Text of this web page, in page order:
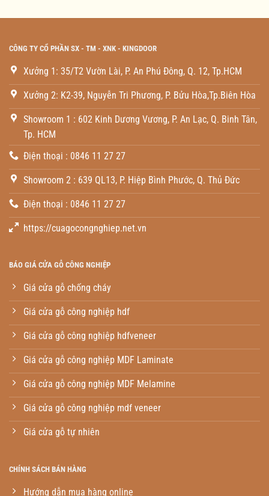
CÔNG TY CỔ PHẦN SX - TM - XNK - KINGDOOR
Xưởng 1: 35/T2 Vườn Lài, P. An Phú Đông, Q. 12, Tp.HCM
Xưởng 2: K2-39, Nguyễn Tri Phương, P. Bửu Hòa,Tp.Biên Hòa
Showroom 1 : 602 Kinh Dương Vương, P. An Lạc, Q. Binh Tân,
Tp. HCM
Điện thoại : 0846 11 27 27
Showroom 2 : 639 QL13, P. Hiệp Bình Phước, Q. Thủ Đức
Điện thoại : 0846 11 27 27
https://cuagocongnghiep.net.vn
BÁO GIÁ CỬA GỖ CÔNG NGHIỆP
Giá cửa gỗ chống cháy
Giá cửa gỗ công nghiệp hdf
Giá cửa gỗ công nghiệp hdfveneer
Giá cửa gỗ công nghiệp MDF Laminate
Giá cửa gỗ công nghiệp MDF Melamine
Giá cửa gỗ công nghiệp mdf veneer
Giá cửa gỗ tự nhiên
CHÍNH SÁCH BÁN HÀNG
Hướng dẫn mua hàng online